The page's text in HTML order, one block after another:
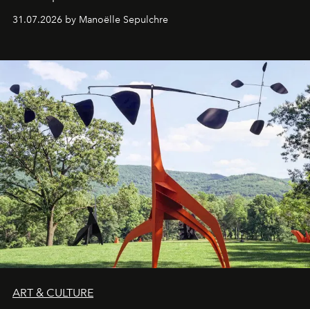
31.07.2026 by Manoëlle Sepulchre
ART & CULTURE